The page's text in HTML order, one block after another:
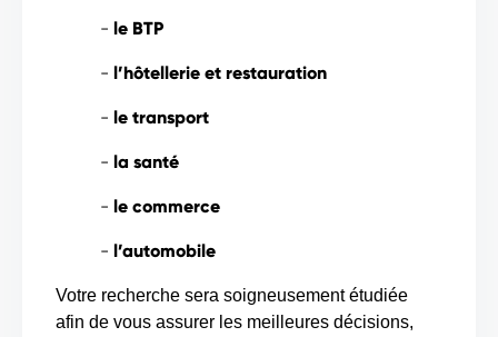
- le BTP
- l’hôtellerie et restauration
- le transport
- la santé
- le commerce
- l’automobile
Votre recherche sera soigneusement étudiée
afin de vous assurer les meilleures décisions,